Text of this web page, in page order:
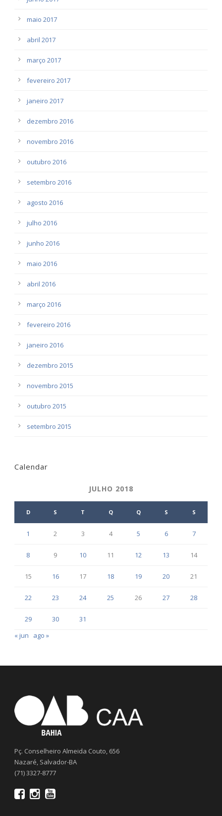
maio 2017
abril 2017
março 2017
fevereiro 2017
janeiro 2017
dezembro 2016
novembro 2016
outubro 2016
setembro 2016
agosto 2016
julho 2016
junho 2016
maio 2016
abril 2016
março 2016
fevereiro 2016
janeiro 2016
dezembro 2015
novembro 2015
outubro 2015
setembro 2015
Calendar
JULHO 2018
D S T Q Q S S
1 2 3 4 5 6 7
8 9 10 11 12 13 14
15 16 17 18 19 20 21
22 23 24 25 26 27 28
29 30
31
« jun
ago »
Pç. Conselheiro Almeida Couto, 656
Nazaré, Salvador-BA
(71) 3327-8777